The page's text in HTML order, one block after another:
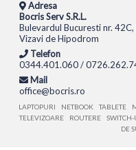
Adresa
Bocris Serv S.R.L.
Bulevardul Bucuresti nr.
Vizavi de Hipodrom
Telefon
0344.401.060 /
Mail
office@bocris.ro
LAPTOPURI NETBOOK TABLETE
TELEVIZOARE
ROUTERE SWITCH-
DE